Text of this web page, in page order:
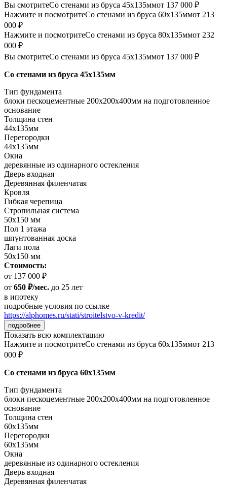
Вы смотритеСо стенами из бруса 45х135ммот 137 000 ₽
Нажмите и посмотритеСо стенами из бруса 60х135ммот 213
000 ₽
Нажмите и посмотритеСо стенами из бруса 80х135ммот 232
000 ₽
Вы смотритеСо стенами из бруса 45х135ммот 137 000 ₽
Со стенами из бруса 45х135мм
Тип фундамента
блоки пескоцементные 200х200х400мм на подготовленное
основание
Толщина стен
44х135мм
Перегородки
44х135мм
Окна
деревянные из одинарного остекления
Дверь входная
Деревянная филенчатая
Кровля
Гибкая черепица
Стропильная система
50х150 мм
Пол 1 этажа
шпунтованная доска
Лаги пола
50х150 мм
Стоимость:
от 137 000 ₽
от 650 ₽/мес. до 25 лет
в ипотеку
подробные условия по ссылке
https://alphomes.ru/stati/stroitelstvo-v-kredit/
подробнее
Показать всю комплектацию
Нажмите и посмотритеСо стенами из бруса 60х135ммот 213
000 ₽
Со стенами из бруса 60х135мм
Тип фундамента
блоки пескоцементные 200х200х400мм на подготовленное
основание
Толщина стен
60х135мм
Перегородки
60х135мм
Окна
деревянные из одинарного остекления
Дверь входная
Деревянная филенчатая